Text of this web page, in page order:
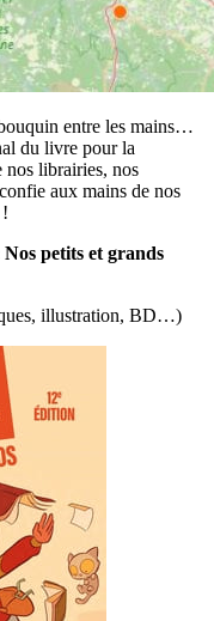
entre les mains…
du livre pour la
nos librairies, nos
aux mains de nos
Nos petits et grands
illustration, BD…)